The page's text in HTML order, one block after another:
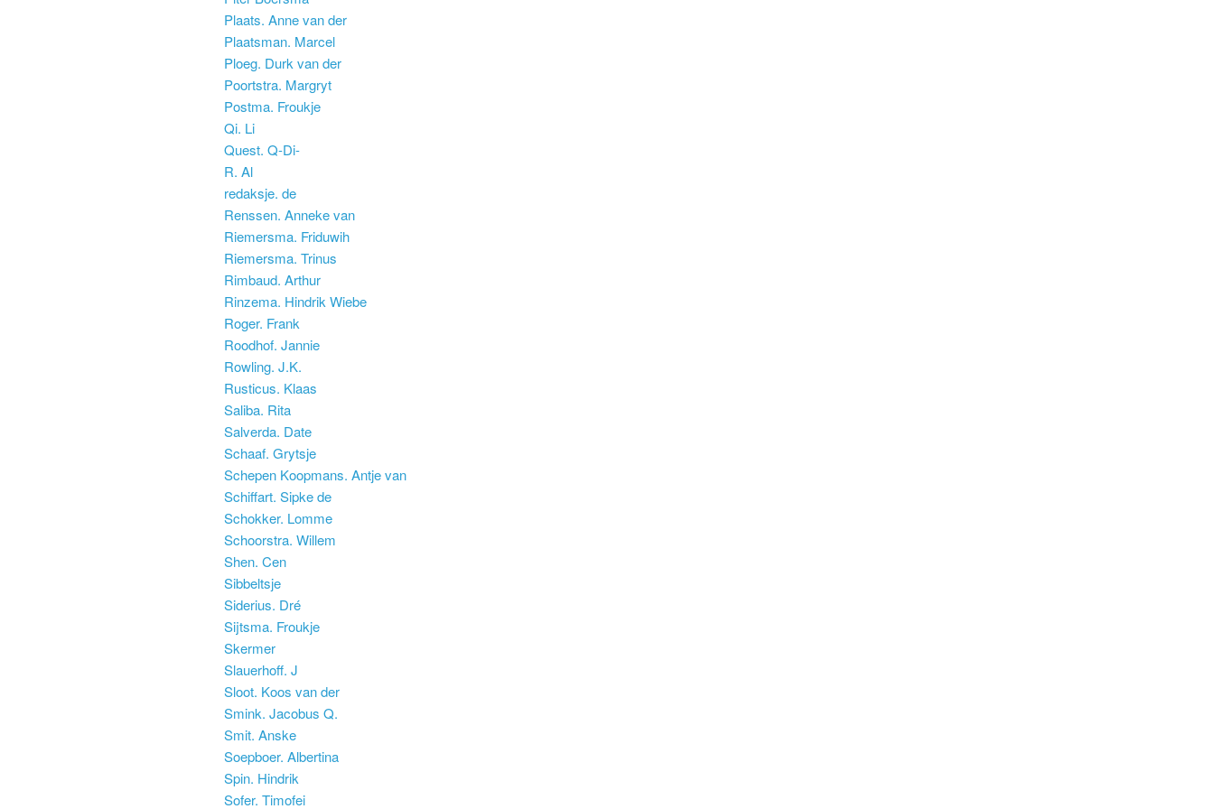
Plaats. Anne van der
Plaatsman. Marcel
Ploeg. Durk van der
Poortstra. Margryt
Postma. Froukje
Qi. Li
Quest. Q-Di-
R. Al
redaksje. de
Renssen. Anneke van
Riemersma. Friduwih
Riemersma. Trinus
Rimbaud. Arthur
Rinzema. Hindrik Wiebe
Roger. Frank
Roodhof. Jannie
Rowling. J.K.
Rusticus. Klaas
Saliba. Rita
Salverda. Date
Schaaf. Grytsje
Schepen Koopmans. Antje van
Schiffart. Sipke de
Schokker. Lomme
Schoorstra. Willem
Shen. Cen
Sibbeltsje
Siderius. Dré
Sijtsma. Froukje
Skermer
Slauerhoff. J
Sloot. Koos van der
Smink. Jacobus Q.
Smit. Anske
Soepboer. Albertina
Spin. Hindrik
Sofer. Timofei